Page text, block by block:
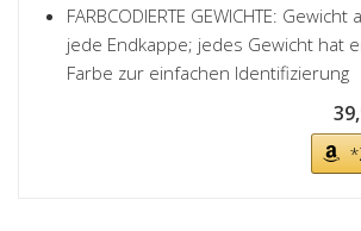
FARBCODIERTE GEWICHTE:
jede Endkappe; jedes Gewicht hat
Farbe zur einfachen Identifizierung